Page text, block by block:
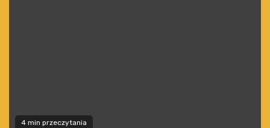
4 min przeczytania